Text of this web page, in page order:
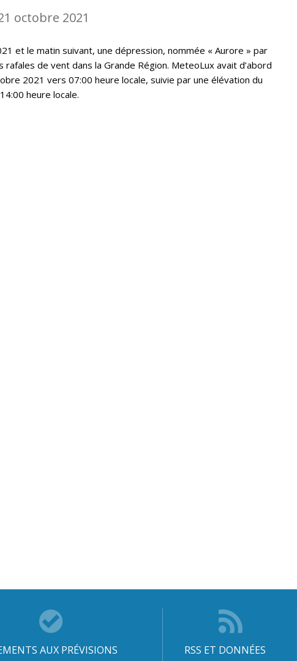
octobre 2021
et le matin suivant, une dépression, nommée « Aurore » par
de vent dans la Grande Région. MeteoLux avait d’abord
2021 vers 07:00 heure locale, suivie par une élévation du
heure locale.
AUX PRÉVISIONS RSS ET DONNÉES